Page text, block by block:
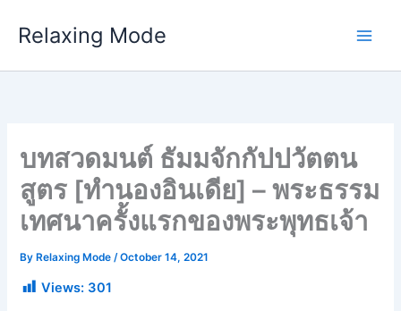
Relaxing Mode
บทสวดมนต์ ธัมมจักกัปปวัตตน
สูตร [ทำนองอินเดีย] – พระธรรม
เทศนาครั้งแรกของพระพุทธเจ้า
By Relaxing Mode/October 14, 2021
Views: 301